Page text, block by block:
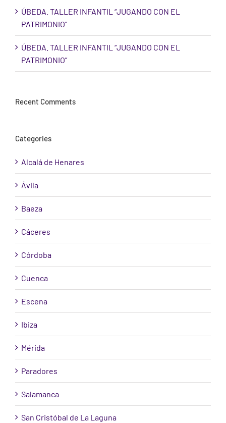
ÚBEDA. TALLER INFANTIL “JUGANDO CON EL
PATRIMONIO”
ÚBEDA. TALLER INFANTIL “JUGANDO CON EL
PATRIMONIO”
Recent Comments
Categories
Alcalá de Henares
Ávila
Baeza
Cáceres
Córdoba
Cuenca
Escena
Ibiza
Mérida
Paradores
Salamanca
San Cristóbal de La Laguna